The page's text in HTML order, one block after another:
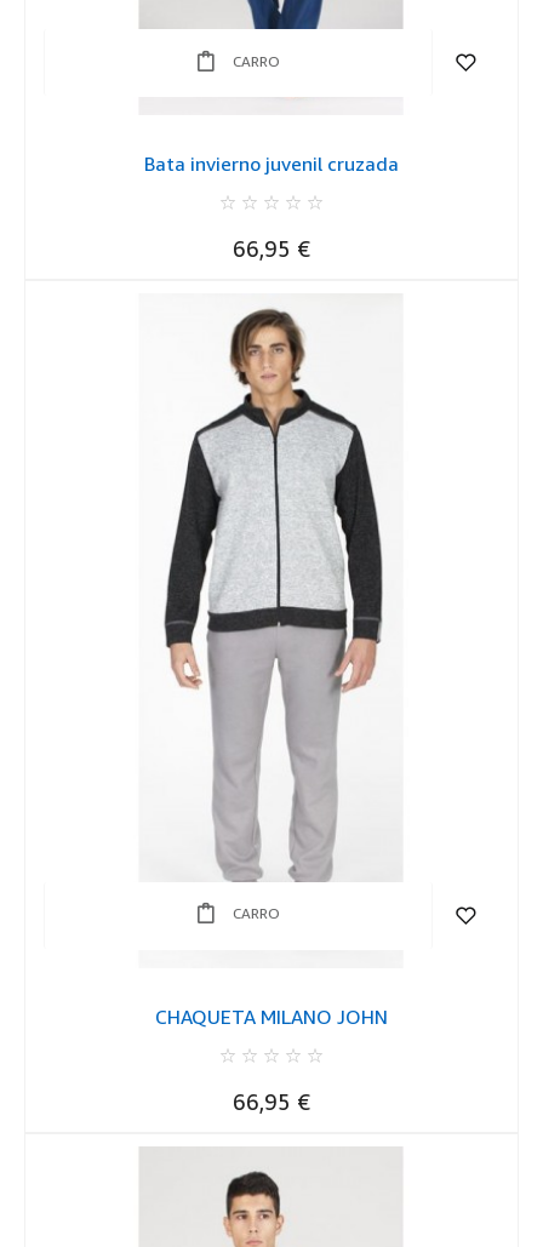
REGISTRARSE
CARRO
Bata invierno juvenil cruzada
Precio
66,95 €
CARRO
CHAQUETA MILANO JOHN
Precio
66,95 €